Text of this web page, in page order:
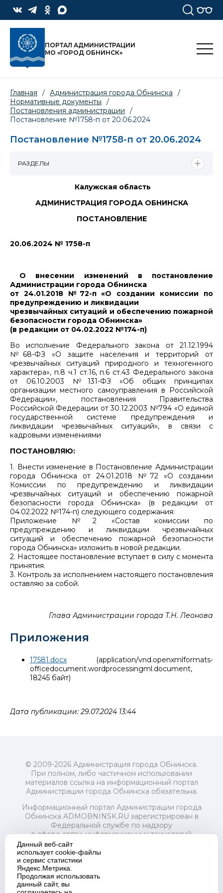
ПОРТАЛ АДМИНИСТРАЦИИ
МО «ГОРОД ОБНИНСК»
Главная / Администрация города Обнинска
/
Нормативные документы
/
Постановления администрации
/
Постановление №1758-п от 20.06.2024
Постановление №1758-п от 20.06.2024
Калужская область
АДМИНИСТРАЦИЯ ГОРОДА ОБНИНСКА
ПОСТАНОВЛЕНИЕ
20.06.2024 № 1758-п
О внесении изменений в постановление
Администрации города Обнинска
от 24.01.2018 №72-п «О создании комиссии по
предупреждению и ликвидации
чрезвычайных ситуаций и обеспечению пожарной
безопасности города Обнинска»
(в редакции от 04.02.2022 №174-п)
Во исполнение Федерального закона от 21.12.1994
№68-ФЗ «О защите населения и территорий от
чрезвычайных ситуаций природного и техногенного
характера», п.8 ч.1 ст.16, п.6 ст.43 Федерального закона
от 06.10.2003 №131-ФЗ «Об общих принципах
организации местного самоуправления в Российской
Федерации», постановления Правительства
Российской Федерации от 30.12.2003 №794 «О единой
государственной системе предупреждения и
ликвидации чрезвычайных ситуаций», в связи с
кадровыми изменениями
ПОСТАНОВЛЯЮ:
1. Внести изменение в Постановление Администрации
города Обнинска от 24.01.2018 №72 «О создании
Комиссии по предупреждению и ликвидации
чрезвычайных ситуаций и обеспечению пожарной
безопасности города Обнинска» (в редакции от
04.02.2022 №174-п) следующего содержания:
Приложение №2 «Состав комиссии по
предупреждению и ликвидации чрезвычайных
ситуаций и обеспечению пожарной безопасности
города Обнинска» изложить в новой редакции.
2. Настоящее постановление вступает в силу с момента
принятия.
3. Контроль за исполнением настоящего постановления
оставляю за собой.
Глава Администрации города Т.Н. Леонова
Приложения
17581.docx (application/vnd.openxmlformats-
officedocument.wordprocessingml.document,
18245 байт)
Дата публикации: 29.07.2024 13:44
РАЗДЕЛЫ
© 2009-2026 Администрация города Обнинска.
При полном, либо частичном использовании
материалов ссылка на информационный портал
Администрации города Обнинска обязательна.
Информационный портал Администрации города
Обнинска ADMOBNINSK.RU зарегистрирован в
Федеральной службе по надзору
в сфере связи, информационных технологий
и массовых коммуникаций (Роскомнадзор) 24 июля
2018 года.
Свидетельство о регистрации Эл № ФС77-73321
Учредитель: Администрация (исполнительно-
распорядительный орган) городского округа "Город
Данный веб-сайт
использует cookie-файлы
и сервис статистики
Яндекс.Метрика.
Продолжая использовать
данный сайт, вы